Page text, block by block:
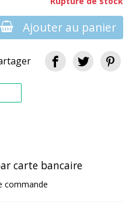
Ajouter au panier
carte bancaire
commande